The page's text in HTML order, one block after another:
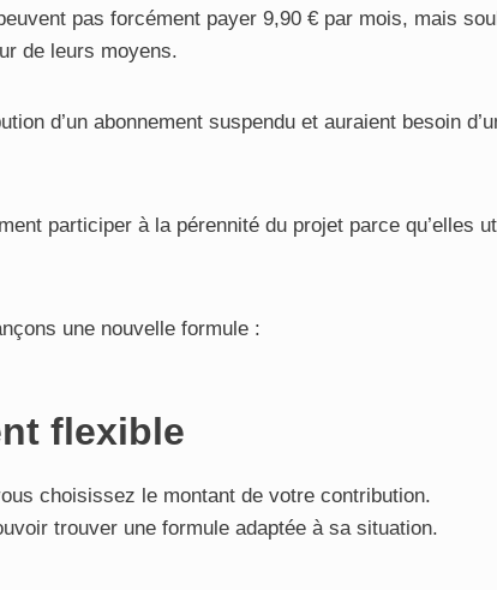
pas forcément payer 9,90 € par mois, mais
de leurs moyens.
d’un abonnement suspendu et auraient besoin
participer à la pérennité du projet parce qu’elles
une nouvelle formule :
flexible
choisissez le montant de votre contribution.
trouver une formule adaptée à sa situation.